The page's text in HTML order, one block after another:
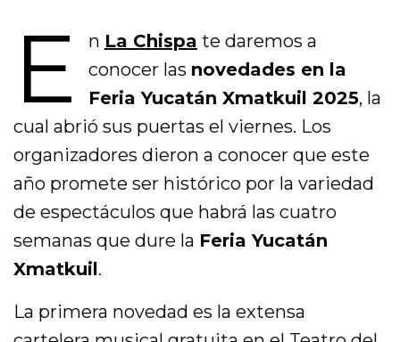
E n La Chispa te daremos a
conocer las novedades en la
Feria Yucatán Xmatkuil 2025, la
cual abrió sus puertas el viernes. Los
organizadores dieron a conocer que este
año promete ser histórico por la variedad
de espectáculos que habrá las cuatro
semanas que dure la Feria Yucatán
Xmatkuil.
La primera novedad es la extensa